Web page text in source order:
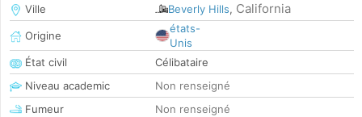
Ville
Beverly Hills, California
Origine
états-
Unis
État civil
Célibataire
Niveau academic
Non renseigné
Fumeur
Non renseigné